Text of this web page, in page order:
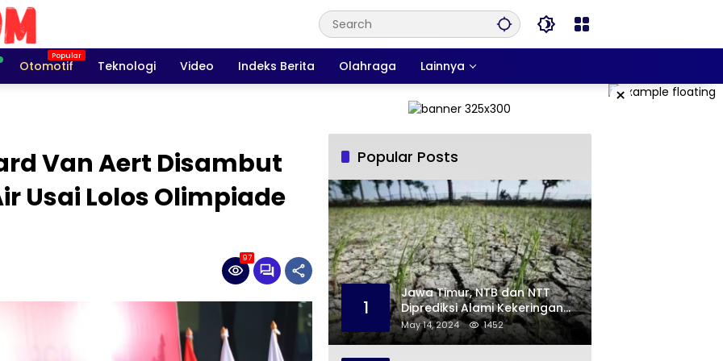
Otomotif Teknologi Video Indeks Berita Olahraga Lainnya
×
Van Aert Disambut
Usai Lolos Olimpiade
97
Popular Posts
1
Jawa Timur, NTB dan NTT
Diprediksi Alami Kekeringan
Sepanjang Mei
May 14, 2024 1452